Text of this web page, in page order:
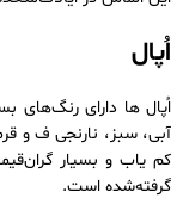
اُپال
اُپال ها دارای رنگ‌های
آبی، سبز، نارنجی ف و
کم یاب و بسیار
گرفته‌شده است.